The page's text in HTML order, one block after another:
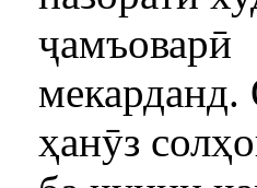
ҷамъоварӣ
ҳанӯз